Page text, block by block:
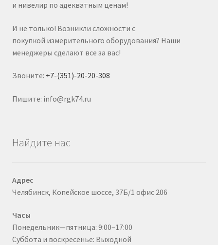
и нивелир по адекватным ценам!
И не только! Возникли сложности с
покупкой измерительного оборудования? Наши
менеджеры сделают все за вас!
Звоните: +7-(351)-20-20-308
Пишите: info@rgk74.ru
Найдите нас
Адрес
Челябинск, Копейское шоссе, 37Б/1 офис 206
Часы
Понедельник—пятница: 9:00–17:00
Суббота и воскресенье: Выходной